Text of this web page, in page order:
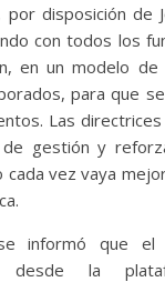
por disposición de
con todos los
en un modelo de
para que
Las
gestión y
vez vaya
informó que el
desde la